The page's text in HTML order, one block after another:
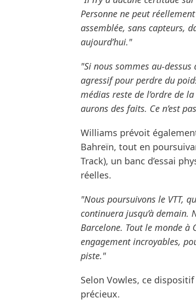
Personne ne peut
assemblée, sans capteurs,
aujourd’hui."
"Si nous sommes au-
agressif pour perdre du
médias reste de l’ordre de
aurons des faits. Ce n’est
Williams prévoit
Bahreïn, tout en
Track), un banc d’essai
réelles.
"Nous poursuivons le VTT,
continuera jusqu’à demain.
Barcelone. Tout le monde à
engagement incroyables,
piste."
Selon Vowles, ce
précieux.